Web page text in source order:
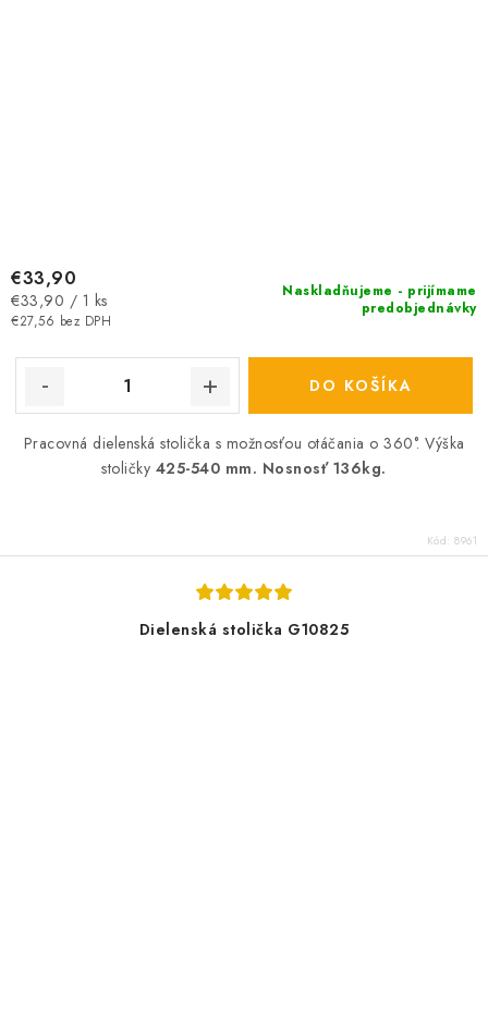
Naskladňujeme - prijímame
predobjednávky
€27,56 bez DPH
€33,90
Jednotková
cena:
€33,90 / 1 ks
DO KOŠÍKA
Pracovná dielenská stolička s možnosťou otáčania o 360°. Výška
stoličky 425-540 mm. Nosnosť 136kg.
Kód: 8961
Dielenská stolička G10825